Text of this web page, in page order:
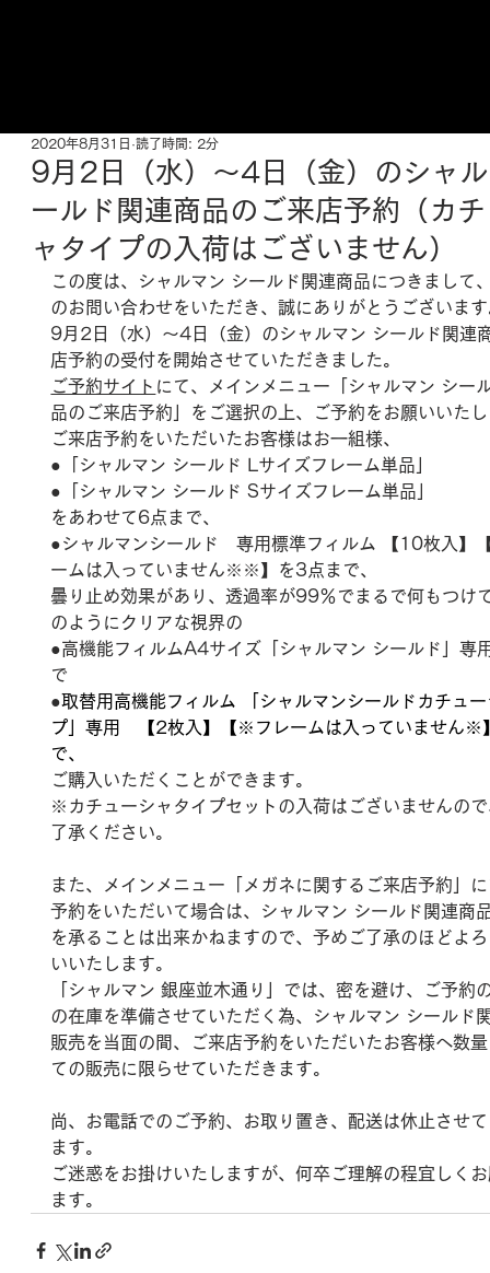
9月2日（水）～4日（金）のシャ
ールド関連商品のご来店予約（カ
ャタイプの入荷はございません）
2020年8月31日 読了時間: 2分
この度は、シャルマン シールド関連商品につきまして
のお問い合わせをいただき、誠にありがとうございま
9月2日（水）～4日（金）のシャルマン シールド関連
店予約の受付を開始させていただきました。
ご予約サイト にて、メインメニュー「シャルマン シー
品のご来店予約」をご選択の上、ご予約をお願いいた
ご来店予約をいただいたお客様はお一組様、
●「シャルマン シールド Lサイズフレーム単品」
●「シャルマン シールド Sサイズフレーム単品」
をあわせて6点まで、
●シャルマンシールド　専用標準フィルム 【10枚入
ームは入っていません※※】を3点まで、
曇り止め効果があり、透過率が99％でまるで何もつけ
のようにクリアな視界の
●高機能フィルムA4サイズ「シャルマン シールド」専
で
●取替用高機能フィルム 「シャルマンシールドカチュ
プ」専用　【2枚入】【※フレームは入っていません※
で、
ご購入いただくことができます。
※カチューシャタイプセットの入荷はございませんの
了承ください。
また、メインメニュー「メガネに関するご来店予約」
予約をいただいて場合は、シャルマン シールド関連商
を承ることは出来かねますので、予めご了承のほどよ
いいたします。
「シャルマン 銀座並木通り」では、密を避け、ご予約
の在庫を準備させていただく為、シャルマン シールド
販売を当面の間、ご来店予約をいただいたお客様へ数
ての販売に限らせていただきます。
尚、お電話でのご予約、お取り置き、配送は休止させ
ます。
ご迷惑をお掛けいたしますが、何卒ご理解の程宜しく
ます。